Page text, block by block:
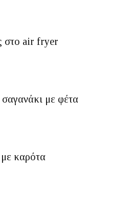
στο air fryer
σαγανάκι με φέτα
καρότα